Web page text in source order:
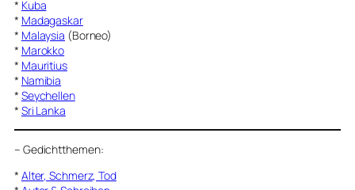
* Kuba
* Madagaskar
* Malaysia (Borneo)
* Marokko
* Mauritius
* Namibia
* Seychellen
* Sri Lanka
– Gedichtthemen:
* Alter, Schmerz, Tod